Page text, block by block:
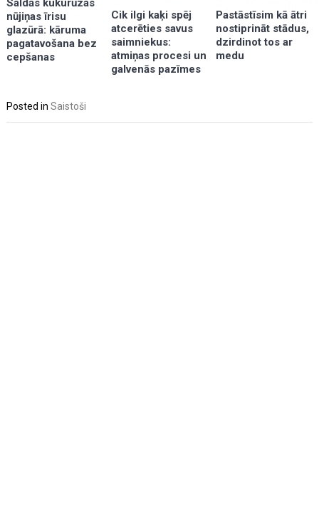
Saldās kukurūzas
nūjiņas īrisu
glazūrā: kāruma
pagatavošana bez
cepšanas
Cik ilgi kaķi spēj
atcerēties savus
saimniekus:
atmiņas procesi un
galvenās pazīmes
Pastāstīsim kā ātri
nostiprināt stādus,
dzirdinot tos ar
medu
Posted inSaistoši